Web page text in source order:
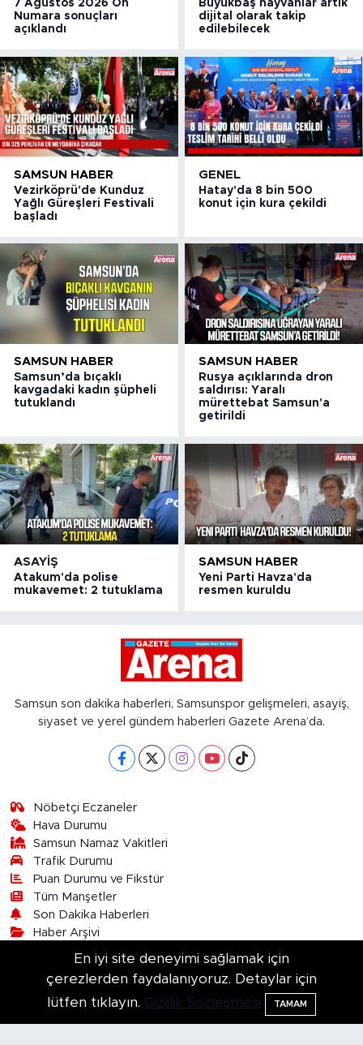
7 Ağustos 2026 On
Numara sonuçları
açıklandı
Büyükbaş hayvanlar artık
dijital olarak takip
edilebilecek
SAMSUN HABER
Vezirköprü'de Kunduz
Yağlı Güreşleri Festivali
başladı
GENEL
Hatay'da 8 bin 500
konut için kura çekildi
SAMSUN HABER
Samsun’da bıçaklı
kavgadaki kadın şüpheli
tutuklandı
SAMSUN HABER
Rusya açıklarında dron
saldırısı: Yaralı
mürettebat Samsun'a
getirildi
ASAYIŞ
Atakum'da polise
mukavemet: 2 tutuklama
SAMSUN HABER
Yeni Parti Havza'da
resmen kuruldu
Samsun son dakika haberleri, Samsunspor gelişmeleri, asayiş,
siyaset ve yerel gündem haberleri Gazete Arena’da.
Nöbetçi Eczaneler
Hava Durumu
Samsun Namaz Vakitleri
Trafik Durumu
Puan Durumu ve Fikstür
Tüm Manşetler
Son Dakika Haberleri
Haber Arşivi
Çerez Politikası Gizlilik Sözleşmesi
İletişim
Künye
Haber Arşivi Asayiş
Kültür-Sanat
TV- Magazin
En iyi site deneyimi sağlamak için
çerezlerden faydalanıyoruz. Detaylar için
lütfen tıklayın. Gizlilik Sözleşmesi TAMAM